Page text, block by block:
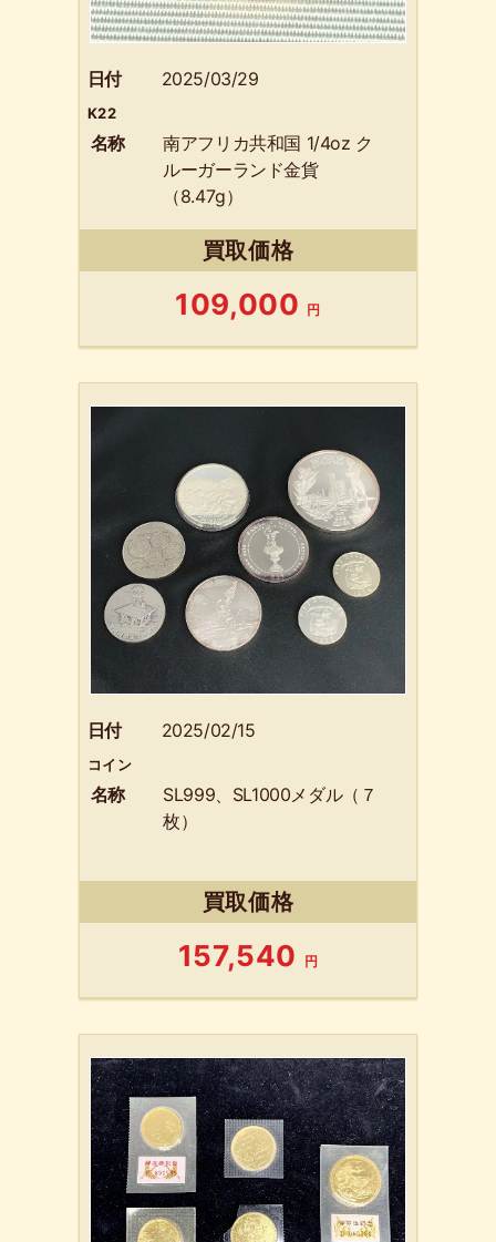
日付 2025/03/29
K22
名称
南アフリカ共和国 1/4oz ク
ルーガーランド金貨
（8.47g）
買取価格
109,000 円
日付 2025/02/15
コイン
名称
SL999、SL1000メダル（７
枚）
買取価格
157,540 円